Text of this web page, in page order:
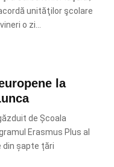
unităţilor şcolare
o zi...
la
de Școala
Erasmus Plus al
din șapte țări